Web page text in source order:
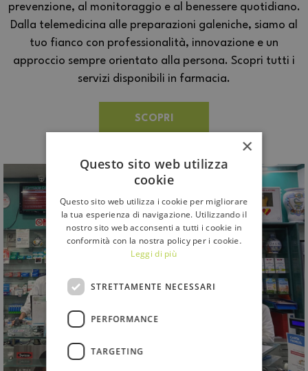
prevenzione, al monitoraggio e al benessere quotidiano.
Dalla telemedicina alle preparazioni galeniche, siamo al
tuo fianco con professionalità, innovazione e un
approccio sempre orientato alla persona. Scopri tutti i
servizi disponibili in farmacia.
SCOPRI
×
Questo sito web utilizza
cookie
Questo sito web utilizza i cookie per migliorare
la tua esperienza di navigazione. Utilizzando il
nostro sito web acconsenti a tutti i cookie in
conformità con la nostra policy per i cookie.
Leggi di più
STRETTAMENTE NECESSARI
PERFORMANCE
TARGETING